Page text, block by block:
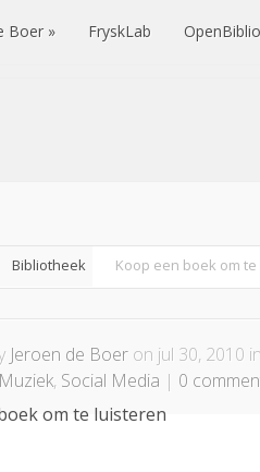
Boer FryskLab
Bibliotheek Koop een boek om
Jeroen de Boer on jul 30, 2010 in
Muziek, Social Media | 0